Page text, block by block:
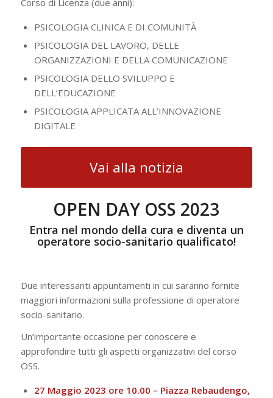
PSICOLOGIA CLINICA E DI COMUNITÀ
PSICOLOGIA DEL LAVORO, DELLE
ORGANIZZAZIONI E DELLA COMUNICAZIONE
PSICOLOGIA DELLO SVILUPPO E
DELL’EDUCAZIONE
PSICOLOGIA APPLICATA ALL’INNOVAZIONE
DIGITALE
Vai alla notizia
OPEN DAY OSS 2023
Entra nel mondo della cura e diventa un
operatore socio-sanitario qualificato!
Due interessanti appuntamenti in cui saranno fornite
maggiori informazioni sulla professione di operatore
socio-sanitario.
Un’importante occasione per conoscere e
approfondire tutti gli aspetti organizzativi del corso
OSS.
27 Maggio 2023 ore 10.00 – Piazza Rebaudengo,